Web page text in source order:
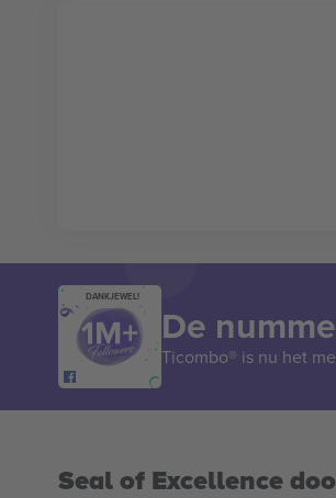
DANKJEWEL!
De
Ticombo® is nu het
Seal of Excellence